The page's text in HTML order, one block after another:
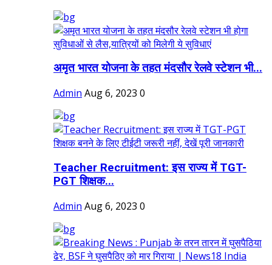
अमृत भारत योजना के तहत मंदसौर रेलवे स्टेशन भी...
Admin Aug 6, 2023 0
Teacher Recruitment: इस राज्य में TGT-
PGT शिक्षक...
Admin Aug 6, 2023 0